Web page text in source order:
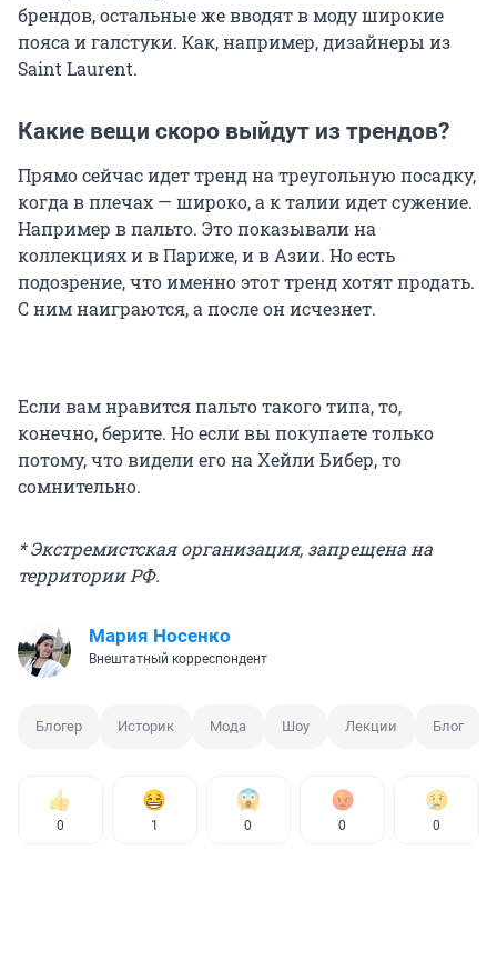
брендов, остальные же вводят в моду широкие
пояса и галстуки. Как, например, дизайнеры из
Saint Laurent.
Какие вещи скоро выйдут из трендов?
Прямо сейчас идет тренд на треугольную посадку,
когда в плечах — широко, а к талии идет сужение.
Например в пальто. Это показывали на
коллекциях и в Париже, и в Азии. Но есть
подозрение, что именно этот тренд хотят продать.
С ним наиграются, а после он исчезнет.
Если вам нравится пальто такого типа, то,
конечно, берите. Но если вы покупаете только
потому, что видели его на Хейли Бибер, то
сомнительно.
* Экстремистская организация, запрещена на
территории РФ.
Мария Носенко
Внештатный корреспондент
Блогер Историк Мода Шоу Лекции Блог
0 1 0 0 0